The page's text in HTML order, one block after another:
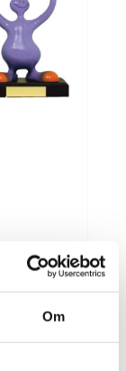
Om
880.00kr